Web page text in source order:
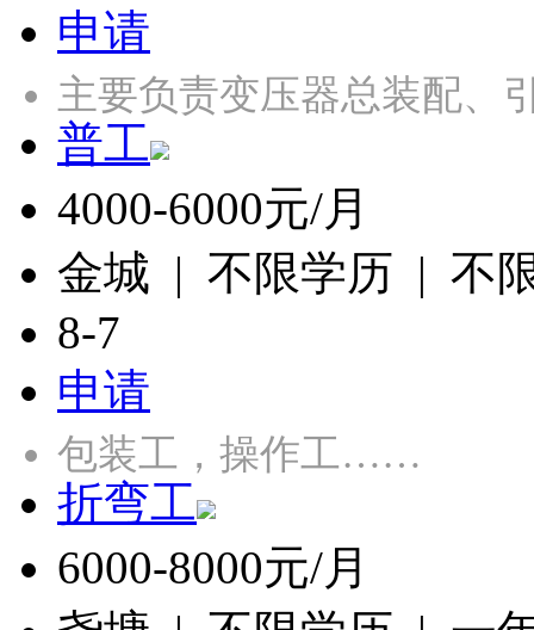
申请
主要负责变压器总装配
普工
4000-6000元/月
金城 | 不限学历 | 不
8-7
申请
包装工，操作工……
折弯工
6000-8000元/月